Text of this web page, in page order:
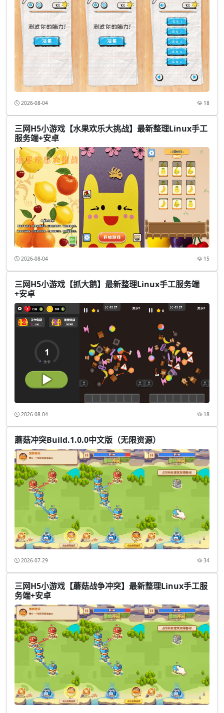
2026-08-04 18
三网H5小游戏【水果欢乐大挑战】最新整理Linux手工
服务端+安卓
2026-08-04 15
三网H5小游戏【抓大鹅】最新整理Linux手工服务端
+安卓
2026-08-04 18
蘑菇冲突Build.1.0.0中文版（无限资源）
2026-07-29 34
三网H5小游戏【蘑菇战争冲突】最新整理Linux手工服
务端+安卓